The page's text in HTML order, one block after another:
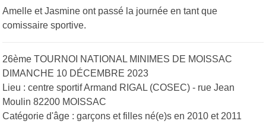
Amelle et Jasmine ont passé la journée en tant que
comissaire sportive.
26ème TOURNOI NATIONAL MINIMES DE MOISSAC
DIMANCHE 10 DÉCEMBRE 2023
Lieu : centre sportif Armand RIGAL (COSEC) - rue Jean
Moulin 82200 MOISSAC
Catégorie d'âge : garçons et filles né(e)s en 2010 et 2011